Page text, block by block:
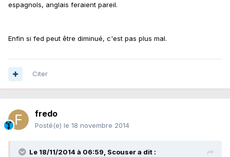
espagnols, anglais feraient pareil.
Enfin si fed peut être diminué, c'est pas plus mal.
Citer
fredo
Posté(e) le 18 novembre 2014
Le 18/11/2014 à 06:59, Scouser a dit :